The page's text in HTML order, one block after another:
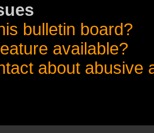
bulletin board?
available?
about abusive